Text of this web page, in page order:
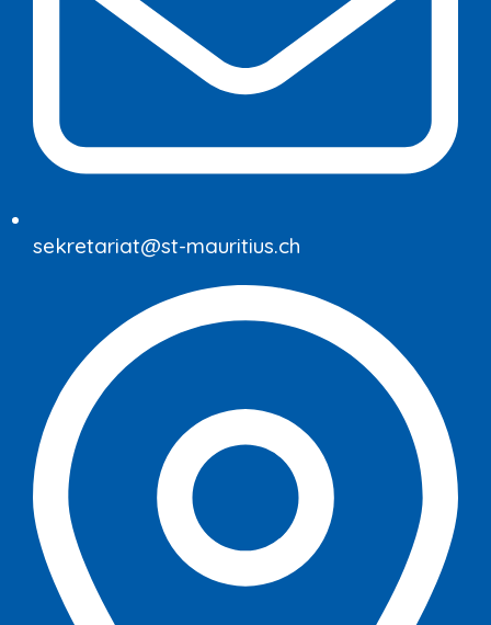
sekretariat@st-mauritius.ch